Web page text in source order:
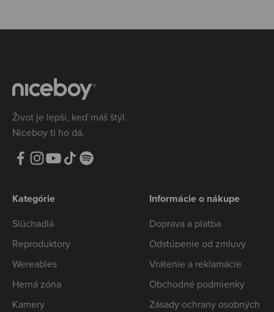
Život je lepší, keď máš štýl.
Niceboy ti ho dá.
Kategórie
Slúchadlá
Reproduktory
Wereables
Herná zóna
Kamery
Informácie o nákupe
Doprava a platba
Odstúpenie od zmluvy
Vrátenie a reklamácie
Obchodné podmienky
Zásady ochrany osobných